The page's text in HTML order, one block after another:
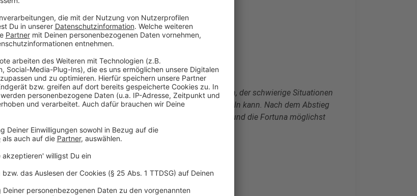
Anzeige
Björn Borgerding, Aufsichtsratsvorsitzender:
Anzeige
„Mit Samir Arabi haben wir uns bewusst für jemanden entschieden, der schwierige Situationen
als auch die 3. Liga kennt und Spieler und Mannschaften entwickeln kann. Nach dem Abstieg
geht es jetzt darum, wieder eine klare Richtung reinzubekommen und die Fortuna möglichst
schnell wieder nach oben führen.“
Anzeige